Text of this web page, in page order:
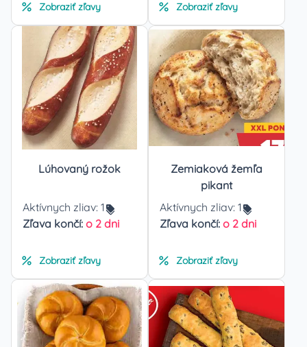
Zobraziť zľavy Zobraziť zľavy
Lúhovaný rožok
Aktívnych zliav: 1
Zľava končí: o 2 dni
Zobraziť zľavy
Zemiaková žemľa
pikant
Aktívnych zliav: 1
Zľava končí: o 2 dni
Zobraziť zľavy